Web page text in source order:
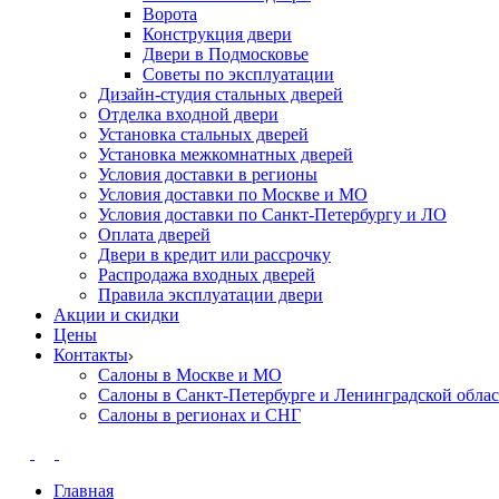
Ворота
Конструкция двери
Двери в Подмосковье
Cоветы по эксплуатации
Дизайн-студия стальных дверей
Отделка входной двери
Установка стальных дверей
Установка межкомнатных дверей
Условия доставки в регионы
Условия доставки по Москве и МО
Условия доставки по Санкт-Петербургу и ЛО
Оплата дверей
Двери в кредит или рассрочку
Распродажа входных дверей
Правила эксплуатации двери
Акции и скидки
Цены
Контакты
Салоны в Москве и МО
Салоны в Санкт-Петербурге и Ленинградской
Салоны в регионах и СНГ
Главная